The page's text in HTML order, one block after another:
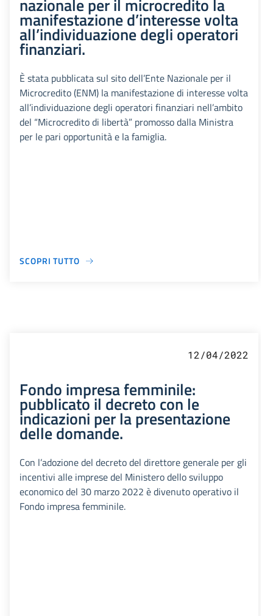
nazionale per il microcredito la
manifestazione d’interesse volta
all’individuazione degli operatori
finanziari.
È stata pubblicata sul sito dell’Ente Nazionale per il
Microcredito (ENM) la manifestazione di interesse volta
all’individuazione degli operatori finanziari nell’ambito
del “Microcredito di libertà” promosso dalla Ministra
per le pari opportunità e la famiglia.
SCOPRI TUTTO
12/04/2022
Fondo impresa femminile:
pubblicato il decreto con le
indicazioni per la presentazione
delle domande.
Con l’adozione del decreto del direttore generale per gli
incentivi alle imprese del Ministero dello sviluppo
economico del 30 marzo 2022 è divenuto operativo il
Fondo impresa femminile.